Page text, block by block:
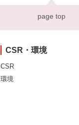
page top
CSR・環境
CSR
環境